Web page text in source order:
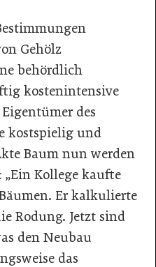
Gehölz
behördlich
kostenintensive
des
kostspielig und
Baum nun werden
Kollege kaufte
Er kalkulierte
Rodung. Jetzt sind
den Neubau
das